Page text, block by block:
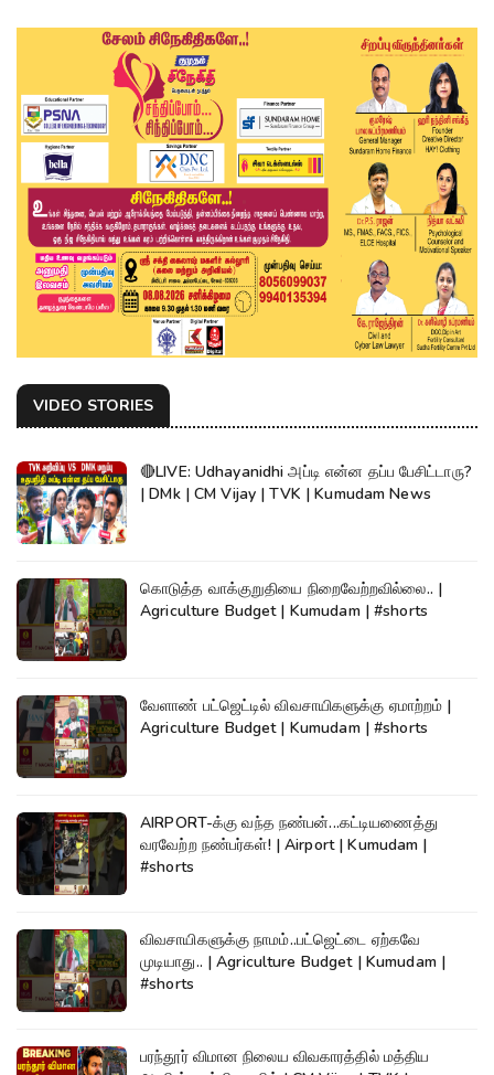
VIDEO STORIES
🔴LIVE: Udhayanidhi அப்டி என்ன தப்ப பேசிட்டாரு?
| DMk | CM Vijay | TVK | Kumudam News
கொடுத்த வாக்குறுதியை நிறைவேற்றவில்லை.. |
Agriculture Budget | Kumudam | #shorts
வேளாண் பட்ஜெட்டில் விவசாயிகளுக்கு ஏமாற்றம் |
Agriculture Budget | Kumudam | #shorts
AIRPORT-க்கு வந்த நண்பன்...கட்டியணைத்து
வரவேற்ற நண்பர்கள்! | Airport | Kumudam |
#shorts
விவசாயிகளுக்கு நாமம்..பட்ஜெட்டை ஏற்கவே
முடியாது.. | Agriculture Budget | Kumudam |
#shorts
பரந்தூர் விமான நிலைய விவகாரத்தில் மத்திய